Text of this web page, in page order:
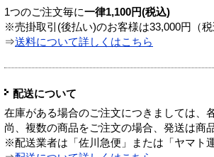
1つのご注文毎に一律1,100円(税込)
※売掛取引(後払い)のお客様は33,000円（
⇒送料について詳しくはこちら
配送について
在庫がある場合のご注文につきましては、
尚、複数の商品をご注文の場合、発送は商
※配送業者は「佐川急便」または「ヤマト